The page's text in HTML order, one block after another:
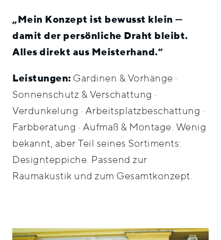
„Mein Konzept ist bewusst klein —
damit der persönliche Draht bleibt.
Alles direkt aus Meisterhand.“
Leistungen: Gardinen & Vorhänge ·
Sonnenschutz & Verschattung ·
Verdunkelung · Arbeitsplatzbeschattung ·
Farbberatung · Aufmaß & Montage. Wenig
bekannt, aber Teil seines Sortiments:
Designteppiche. Passend zur
Raumakustik und zum Gesamtkonzept.